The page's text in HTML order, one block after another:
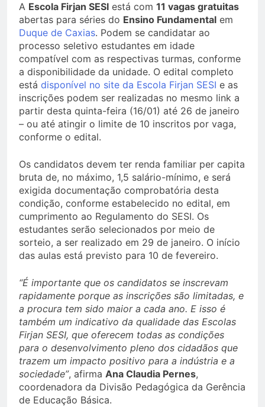
A Escola Firjan SESI está com 11 vagas gratuitas
abertas para séries do Ensino Fundamental em
Duque de Caxias. Podem se candidatar ao
processo seletivo estudantes em idade
compatível com as respectivas turmas, conforme
a disponibilidade da unidade. O edital completo
está disponível no site da Escola Firjan SESI e as
inscrições podem ser realizadas no mesmo link a
partir desta quinta-feira (16/01) até 26 de janeiro
– ou até atingir o limite de 10 inscritos por vaga,
conforme o edital.
Os candidatos devem ter renda familiar per capita
bruta de, no máximo, 1,5 salário-mínimo, e será
exigida documentação comprobatória desta
condição, conforme estabelecido no edital, em
cumprimento ao Regulamento do SESI. Os
estudantes serão selecionados por meio de
sorteio, a ser realizado em 29 de janeiro. O início
das aulas está previsto para 10 de fevereiro.
“É importante que os candidatos se inscrevam
rapidamente porque as inscrições são limitadas, e
a procura tem sido maior a cada ano. E isso é
também um indicativo da qualidade das Escolas
Firjan SESI, que oferecem todas as condições
para o desenvolvimento pleno dos cidadãos que
trazem um impacto positivo para a indústria e a
sociedade”, afirma Ana Claudia Pernes,
coordenadora da Divisão Pedagógica da Gerência
de Educação Básica.